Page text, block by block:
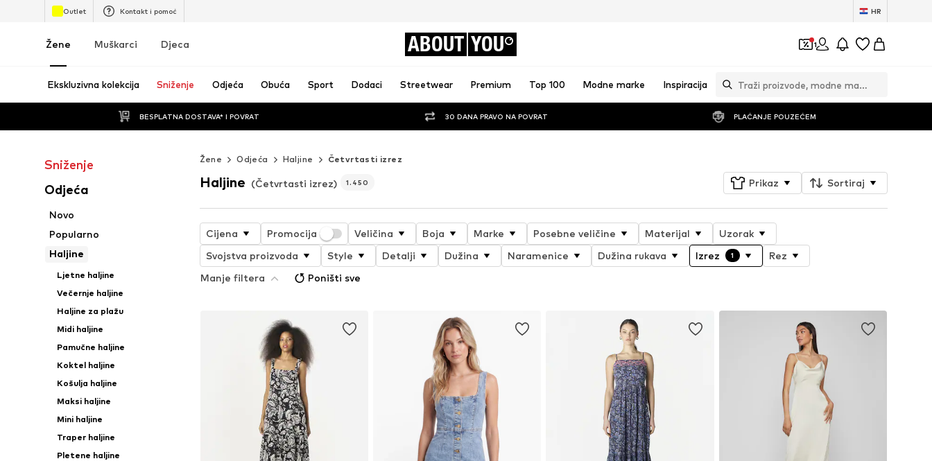
Outlet Kontakt i pomoć HR
Žene Muškarci Djeca ABOUT YOU 1
Ekskluzivna kolekcija Sniženje Odjeća Obuća Sport Dodaci Streetwear Premium Top 100 Modne marke Inspiracija
BESPLATNA DOSTAVA* I POVRAT 30 DANA PRAVO NA POVRAT PLAĆANJE POUZEĆEM
Sniženje
Odjeća
Novo
Popularno
Haljine
Ljetne haljine
Večernje haljine
Haljine za plažu
Midi haljine
Pamučne haljine
Koktel haljine
Košulja haljine
Maksi haljine
Mini haljine
Traper haljine
Pletene haljine
Žene Odjeća Haljine Četvrtasti izrez
Haljine (Četvrtasti izrez) 1.450 Prikaz Sortiraj
Cijena Promocija Veličina Boja Marke Posebne veličine Materijal
Uzorak
Svojstva proizvoda
Style Detalji Dužina Naramenice Dužina rukava Izrez 1
Rez
Manje filtera
Poništi sve